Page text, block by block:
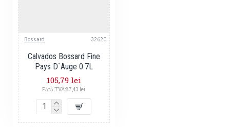
Bossard 32620
Calvados Bossard Fine
Pays D`Auge 0.7L
105,79 lei
Fără TVA:87,43 lei